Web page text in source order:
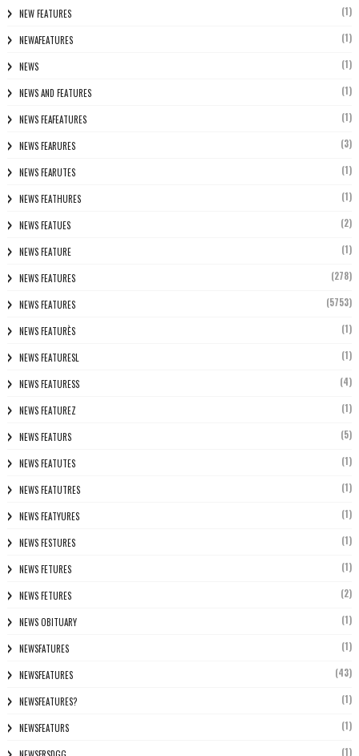
NEW FEATURES (1)
NEWAFEATURES (1)
NEWS (1)
NEWS AND FEATURES (1)
NEWS FEAFEATURES (1)
NEWS FEARURES (3)
NEWS FEARUTES (1)
NEWS FEATHURES (1)
NEWS FEATUES (2)
NEWS FEATURE (1)
NEWS FEATURES (278)
NEWS FEATURES (5753)
NEWS FEATURÈS (1)
NEWS FEATURESL (1)
NEWS FEATURESS (4)
NEWS FEATUREZ (1)
NEWS FEATURS (5)
NEWS FEATUTES (1)
NEWS FEATUTRES (1)
NEWS FEATYURES (1)
NEWS FESTURES (1)
NEWS FETURES (1)
NEWS FETURES (2)
NEWS OBITUARY (1)
NEWSFATURES (1)
NEWSFEATURES (43)
NEWSFEATURES? (1)
NEWSFEATURS (1)
(1)